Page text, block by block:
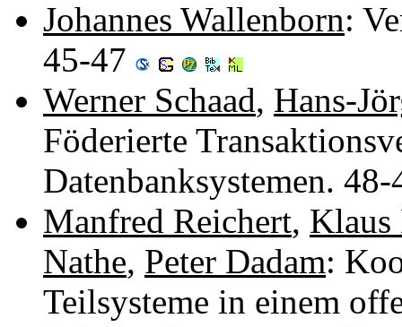
Johannes Wallenborn:
45-47
Werner Schaad, Hans-
Föderierte
Datenbanksystemen.
Manfred Reichert, Klaus
Nathe, Peter Dadam:
Teilsysteme in einem